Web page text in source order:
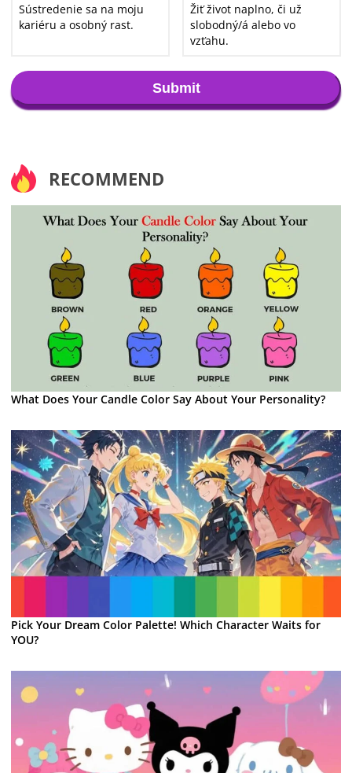
Sústredenie sa na moju
kariéru a osobný rast.
Žiť život naplno, či už
slobodný/á alebo vo
vzťahu.
Submit
RECOMMEND
What Does Your Candle Color Say About Your Personality?
Pick Your Dream Color Palette! Which Character Waits for
YOU?